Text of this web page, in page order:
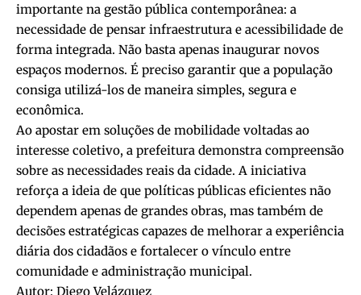
importante na gestão pública contemporânea: a
necessidade de pensar infraestrutura e acessibilidade de
forma integrada. Não basta apenas inaugurar novos
espaços modernos. É preciso garantir que a população
consiga utilizá-los de maneira simples, segura e
econômica.
Ao apostar em soluções de mobilidade voltadas ao
interesse coletivo, a prefeitura demonstra compreensão
sobre as necessidades reais da cidade. A iniciativa
reforça a ideia de que políticas públicas eficientes não
dependem apenas de grandes obras, mas também de
decisões estratégicas capazes de melhorar a experiência
diária dos cidadãos e fortalecer o vínculo entre
comunidade e administração municipal.
Autor: Diego Velázquez